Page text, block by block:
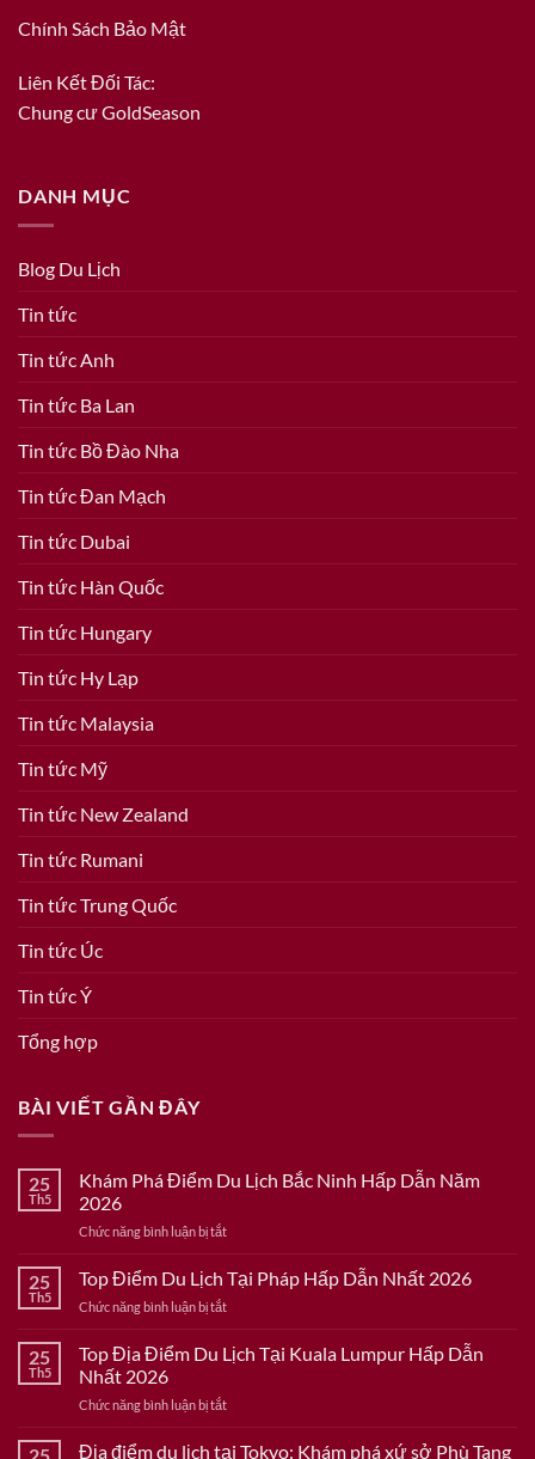
Chính Sách Bảo Mật
Liên Kết Đối Tác:
Chung cư GoldSeason
DANH MỤC
Blog Du Lịch
Tin tức
Tin tức Anh
Tin tức Ba Lan
Tin tức Bồ Đào Nha
Tin tức Đan Mạch
Tin tức Dubai
Tin tức Hàn Quốc
Tin tức Hungary
Tin tức Hy Lạp
Tin tức Malaysia
Tin tức Mỹ
Tin tức New Zealand
Tin tức Rumani
Tin tức Trung Quốc
Tin tức Úc
Tin tức Ý
Tổng hợp
BÀI VIẾT GẦN ĐÂY
25
Th5
Khám Phá Điểm Du Lịch Bắc Ninh Hấp Dẫn Năm
2026
Chức năng bình luận bị tắtở
Phá
Điểm
Du
Bắc
Dẫn
2026
25
Th5
Top Điểm Du Lịch Tại Pháp Hấp Dẫn Nhất 2026
Chức năng bình luận bị tắtở
Điểm
Du
Tại
Hấp
25
Th5
Top Địa Điểm Du Lịch Tại Kuala Lumpur Hấp Dẫn
Nhất 2026
Chức năng bình luận bị tắtở
Địa
Địa điểm du lịch tại Tokyo: Khám phá xứ sở Phù Tang